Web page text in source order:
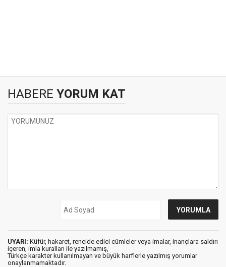
HABERE YORUM KAT
UYARI: Küfür, hakaret, rencide edici cümleler veya imalar, inançlara saldırı
içeren, imla kuralları ile yazılmamış,
Türkçe karakter kullanılmayan ve büyük harflerle yazılmış yorumlar
onaylanmamaktadır.